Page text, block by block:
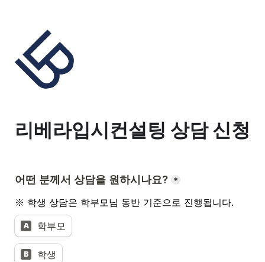
리베라입시컨설팅 상담 신청
어떤 분께서 상담을 원하시나요? *
※ 학생 상담은 학부모님 동반 기준으로 진행됩니다.
A 학부모
B 학생